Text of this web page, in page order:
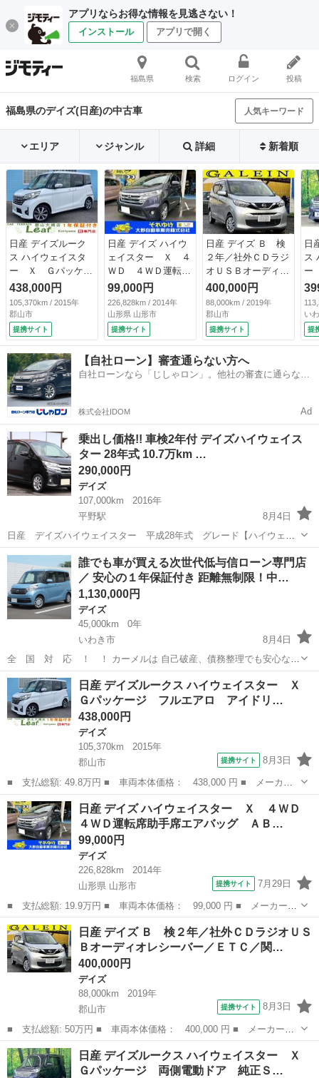
アプリならお得な情報を見逃さない！
インストール アプリで開く
福島県 検索 ログイン 投稿
福島県のデイズ(日産)の中古車 人気キーワード
エリア ジャンル 詳細 新着順
日産 デイズルーク
ス ハイウェイスタ
ー Ｘ Ｇパッケー
ジ フルエアロ ア
イドリングストッ
プ アラウンドビュ
ーモニター（車検２
年・１年保証・新品
バッテリー付）基本
装備フル装備 両側
電動スライドドア
純正ＳＤナビ地デジ
ＴＶ 純正１５イン
チＡＷ タイミング
チェーン （検10.8）
438,000円
105,370km / 2015年
郡山市
提携サイト
日産 デイズ ハイウ
ェイスター Ｘ ４
ＷＤ ４ＷＤ運転席
助手席エアバッグ
ＡＢＳ 盗難防止シ
ステム衝突安全ボデ
ィ キーレス＆プッ
シュスタート アイ
ドリングストップ
ＨＩＤ ベンチシー
ト シートヒーター
ビＴＶバックカメラ
99,000円
226,828km / 2014年
山形県 山形市
提携サイト
日産 デイズ Ｂ 検
２年／社外ＣＤラジ
オＵＳＢオーディオ
レシーバー／ＥＴＣ
／関東仕入／禁煙車
／追突軽減ブレーキ
／車線逸脱防止支援
システム／踏み間違
い衝突防止アシスト
／ハイビームアシス
ト／クリアランスソ
400,000円
88,000km / 2019年
郡山市
提携サイト
日
ス
ー
ジ
純
囲
ス
Ｄ
オ
Ｃ
い
提
【自社ローン】審査通らない方へ
自社ローンなら「じしゃロン」。他社の審査に通らなか
株式会社IDOM Ad
乗出し価格!! 車検2年付 デイズハイウェイス
ター 28年式 10.7万km …
290,000円
デイズ
107,000km
2016年
平野駅
8月4日
日産 デイズハイウェイスター 平成28年式 グレード【ハイウェイ
スターＸ】クロ（Ｘ４２） 車検２年付き！！ 走行距離は10.7万ｋｍ、
走行距離管理システム通過済みの実走行です。 タイミングチェーンを
採用しているので、１...
福島 福島市 平野駅 デイズ エンジン
誰でも車が買える次世代低与信ローン専門店
／ 安心の１年保証付き 距離無制限！中…
1,130,000円
デイズ
45,000km
0年
いわき市
8月4日
全 国 対 応 ！ ！ カーメルは 自己破産、債務整理でも安心な
『次世代の低与信ローン』を取り扱っております！ 今 回 紹
介 す る お 車 は こ ち ら ！ ！ ■車両本体価格：...
福島 いわき市 デイズ
日産 デイズルークス ハイウェイスター Ｘ
Ｇパッケージ フルエアロ アイドリ…
438,000円
デイズ
105,370km
2015年
郡山市
提携サイト 8月3日
■ 支払総額: 49.8万円 ■ 車両本体価格： 438,000 円 ■ メーカー
名： 日産 ■ 車種名： デイズルークス ■ グレード名： ハイウ
ェイスター Ｘ Ｇパッケージ フルエアロ アイドリングストッ
プ アラウンド...
福島 郡山市 デイズ
日産 デイズ ハイウェイスター Ｘ ４ＷＤ
４ＷＤ運転席助手席エアバッグ ＡＢ…
99,000円
デイズ
226,828km
2014年
山形県 山形市
提携サイト 7月29日
■ 支払総額: 19.9万円 ■ 車両本体価格： 99,000 円 ■ メーカー
名： 日産 ■ 車種名： デイズ ■ グレード名： ハイウェイスタ
ー Ｘ ４ＷＤ ４ＷＤ運転席助手席エアバッグ ＡＢＳ 盗難防止
システム衝突安...
山形 山形市 デイズ
日産 デイズ Ｂ 検２年／社外ＣＤラジオＵＳ
Ｂオーディオレシーバー／ＥＴＣ／関…
400,000円
デイズ
88,000km
2019年
郡山市
提携サイト 8月3日
■ 支払総額: 50万円 ■ 車両本体価格： 400,000 円 ■ メーカー
名： 日産 ■ 車種名： デイズ ■ グレード名： Ｂ 検２年／社
外ＣＤラジオＵＳＢオーディオレシーバー／ＥＴＣ／関東仕入／禁煙
車／追突軽減ブレ...
福島 郡山市 デイズ
日産 デイズルークス ハイウェイスター Ｘ
Ｇパッケージ 両側電動ドア 純正Ｓ…